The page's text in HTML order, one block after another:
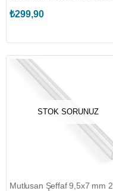
₺299,90
STOK SORUNUZ
Mutlusan Şeffaf 9,5x7 mm 2